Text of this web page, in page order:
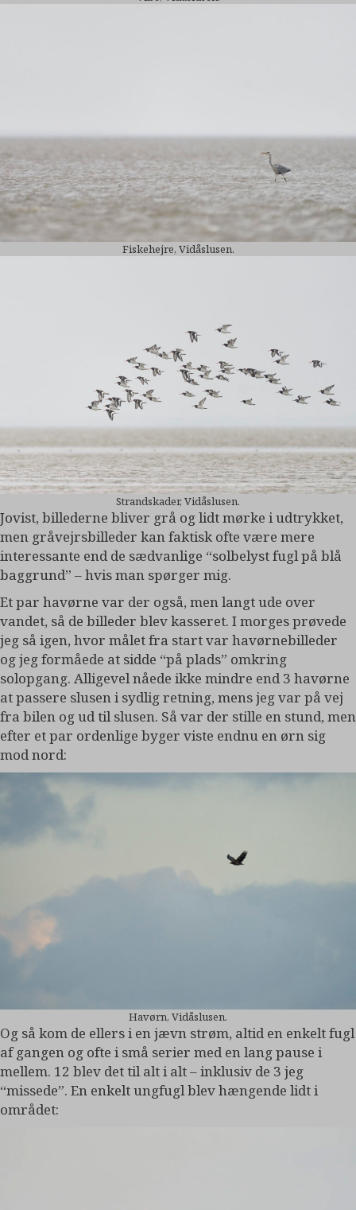
Fiskehejre, Vidåslusen.
Strandskader, Vidåslusen.
Jovist, billederne bliver grå og lidt mørke i udtrykket,
men gråvejrsbilleder kan faktisk ofte være mere
interessante end de sædvanlige “solbelyst fugl på blå
baggrund” – hvis man spørger mig.
Et par havørne var der også, men langt ude over
vandet, så de billeder blev kasseret. I morges prøvede
jeg så igen, hvor målet fra start var havørnebilleder
og jeg formåede at sidde “på plads” omkring
solopgang. Alligevel nåede ikke mindre end 3 havørne
at passere slusen i sydlig retning, mens jeg var på vej
fra bilen og ud til slusen. Så var der stille en stund, men
efter et par ordenlige byger viste endnu en ørn sig
mod nord:
Havørn, Vidåslusen.
Og så kom de ellers i en jævn strøm, altid en enkelt fugl
af gangen og ofte i små serier med en lang pause i
mellem. 12 blev det til alt i alt – inklusiv de 3 jeg
“missede”. En enkelt ungfugl blev hængende lidt i
området: